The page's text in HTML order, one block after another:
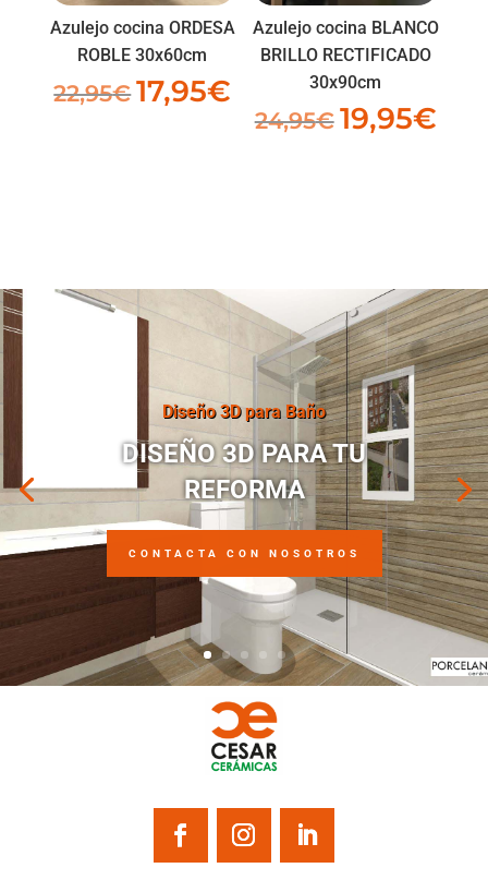
Azulejo cocina ORDESA
ROBLE 30x60cm
22,95€ El
17,95€
precio
Azulejo cocina BLANCO
BRILLO RECTIFICADO
30x90cm
24,95€ El
19,95€El
Diseño 3D para Baño
DISEÑO 3D PARA TU
REFORMA
CONTACTA CON NOSOTROS